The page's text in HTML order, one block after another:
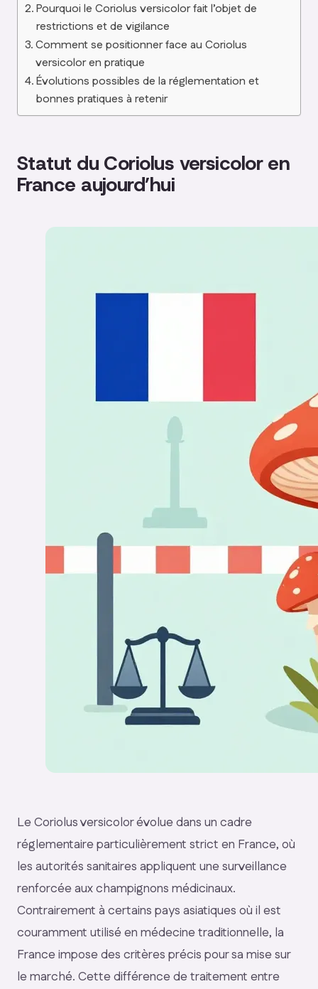
Pourquoi le Coriolus versicolor fait l’objet de
restrictions et de vigilance
Comment se positionner face au Coriolus
versicolor en pratique
Évolutions possibles de la réglementation et
bonnes pratiques à retenir
Statut du Coriolus versicolor en
France aujourd’hui
Le Coriolus versicolor évolue dans un cadre
réglementaire particulièrement strict en France, où
les autorités sanitaires appliquent une surveillance
renforcée aux champignons médicinaux.
Contrairement à certains pays asiatiques où il est
couramment utilisé en médecine traditionnelle, la
France impose des critères précis pour sa mise sur
le marché. Cette différence de traitement entre